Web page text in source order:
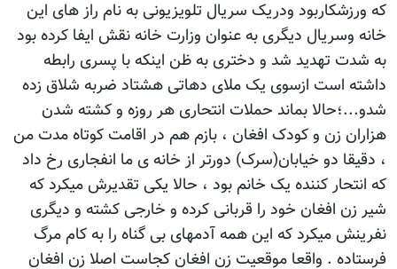
که ورزشکاربود ودریک سریال تلویزیونی به نام راز های این
خانه وسریال دیگری به عنوان وزارت خانه نقش ایفا کرده بود
به شدت تهدید شد و دختری به ظن اینکه با پسری رابطه
داشته است ازسوی یک ملای دهاتی هشتاد ضربه شلاق زده
شدو...؛حالا بماند حملات انتحاری هر روزه و کشته شدن
هزاران زن و کودک افغان ، بازم هم در اقامت کوتاه مدت من
، دقیقا دو خیابان(سرک) دورتر از خانه ی ما انفجاری رخ داد
که انتحار کننده یک خانم بود ، حالا یکی تقدیرش میکرد که
شیر زن افغان خود را قربانی کرده و خارجی کشته و دیگری
نفرینش میکرد که این همه آدمهای بی گناه را به کام مرگ
فرستاده . واقعا موقعیت زن افغان کجاست اصلا زن افغان